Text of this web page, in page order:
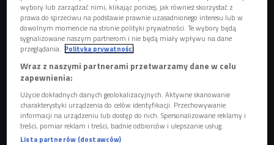
Paktofonika to legendarny rapowy zespół, w którego skład
wchodzili Rahim, Fokus i nieżyjący już Magik. Minęły już
prawie 24 lata od ich debiutanckiej płyty "Kinematografia",
albumów w historii polskiego hip-hopu.
wybory lub zarządzać nimi, klikając poniżej, jak również skorzystać z
prawa do sprzeciwu na podstawie prawnie uzasadnionego interesu lub w
dowolnym momencie na stronie polityki prywatności. Te wybory będą
sygnalizowane naszym partnerom i nie będą miały wpływu na dane
przeglądania. Polityka prywatności
Wraz z naszymi partnerami przetwarzamy dane w celu
zapewnienia:
Użycie dokładnych danych geolokalizacyjnych. Aktywne skanowanie
charakterystyki urządzenia do celów identyfikacji. Przechowywanie
informacji na urządzeniu lub dostęp do nich. Spersonalizowane reklamy i
treści, pomiar reklam i treści, badnie odbiorców i ulepszanie usług.
Lista partnerów (dostawców)